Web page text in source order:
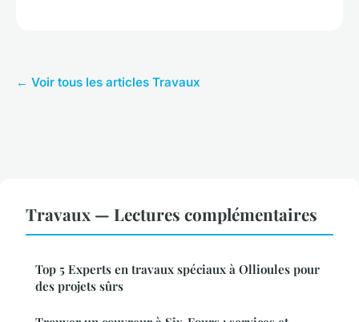
← Voir tous les articles Travaux
Travaux — Lectures complémentaires
Top 5 Experts en travaux spéciaux à Ollioules pour
des projets sûrs